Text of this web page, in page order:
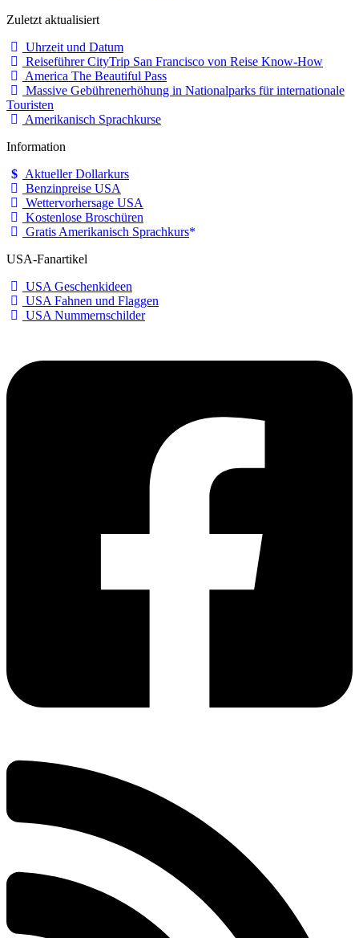
Zuletzt aktualisiert
Uhrzeit und Datum
Reiseführer CityTrip San Francisco von Reise Know-How
America The Beautiful Pass
Massive Gebührenerhöhung in Nationalparks für internationale
Touristen
Amerikanisch Sprachkurse
Information
Aktueller Dollarkurs
Benzinpreise USA
Wettervorhersage USA
Kostenlose Broschüren
Gratis Amerikanisch Sprachkurs
USA-Fanartikel
USA Geschenkideen
USA Fahnen und Flaggen
USA Nummernschilder